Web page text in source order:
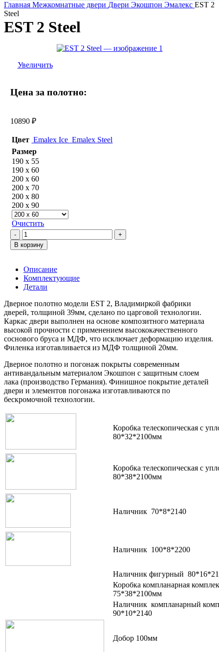
Главная Межкомнатные двери Двери Экошпон Эмалекс EST 2
Steel
EST 2 Steel
Увеличить
Цена за полотно:
10890₽
Цвет Emalex Ice Emalex Steel
Размер
190 х 55
190 х 60
200 х 60
200 х 70
200 х 80
200 х 90
Очистить
Количество
товара
EST
Steel
В корзину
Описание
Комплектующие
Детали
Дверное полотно модели EST 2, Владимиркой фабрики
дверей, толщиной 39мм, сделано по царговой технологии.
Каркас двери выполнен на основе композитного материала
высокой прочности с применением высококачественного
соснового бруса и МДФ, что исключает деформацию изделия.
Филенка изготавливается из МДФ толщиной 20мм.
Дверное полотно и погонаж покрыты современным
антивандальным материалом Экошпон с защитным слоем
лака (производство Германия). Финишное покрытие деталей
двери и элементов погонажа изготавливаются по
бескромочной технологии.
Коробка телескопическая с
80*32*2100мм
Коробка телескопическая с
80*38*2100мм
Наличник 70*8*2140
Наличник 100*8*2200
Наличник фигурный
Коробка компланарная
75*38*2100мм
Наличник компланарный
90*10*2140
Добор 100мм